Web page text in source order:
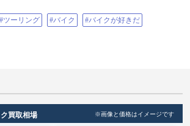
綺麗
ラキラ光
花粉症#ヘ
#桜並木#撮
スポット#
#ツーリング #バイク #バイクが好きだ
買取相場 ※画像と価格はイメージです